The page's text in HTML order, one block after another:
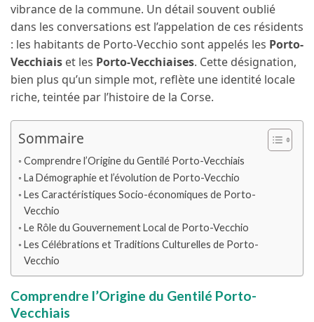
vibrance de la commune. Un détail souvent oublié
dans les conversations est l’appelation de ces résidents
: les habitants de Porto-Vecchio sont appelés les Porto-
Vecchiais et les Porto-Vecchiaises. Cette désignation,
bien plus qu’un simple mot, reflète une identité locale
riche, teintée par l’histoire de la Corse.
Sommaire
Comprendre l’Origine du Gentilé Porto-Vecchiais
La Démographie et l’évolution de Porto-Vecchio
Les Caractéristiques Socio-économiques de Porto-
Vecchio
Le Rôle du Gouvernement Local de Porto-Vecchio
Les Célébrations et Traditions Culturelles de Porto-
Vecchio
Comprendre l’Origine du Gentilé Porto-
Vecchiais